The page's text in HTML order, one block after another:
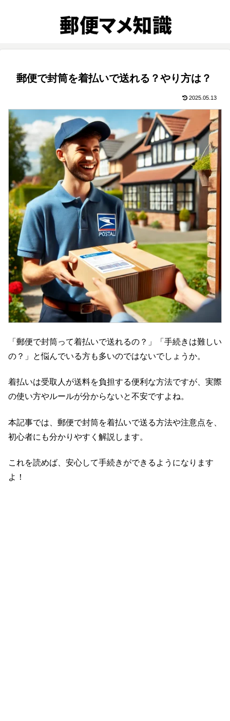
郵便で封筒を着払いで送れる？やり方は？
2025.05.13
「郵便で封筒って着払いで送れるの？」「手続きは難しい
の？」と悩んでいる方も多いのではないでしょうか。
着払いは受取人が送料を負担する便利な方法ですが、実際
の使い方やルールが分からないと不安ですよね。
本記事では、郵便で封筒を着払いで送る方法や注意点を、
初心者にも分かりやすく解説します。
これを読めば、安心して手続きができるようになります
よ！